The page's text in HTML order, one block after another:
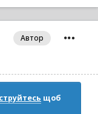
Автор
щоб